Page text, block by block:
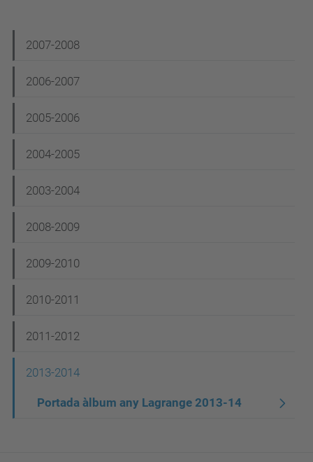
a
v
g
a
i
ó
2007-2008
2006-2007
2005-2006
2004-2005
2003-2004
2008-2009
2009-2010
2010-2011
2011-2012
2013-2014
Portada àlbum any Lagrange 2013-14